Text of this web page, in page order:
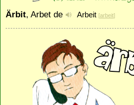
Ärbit, Arbet de Arbeit [arbeit]